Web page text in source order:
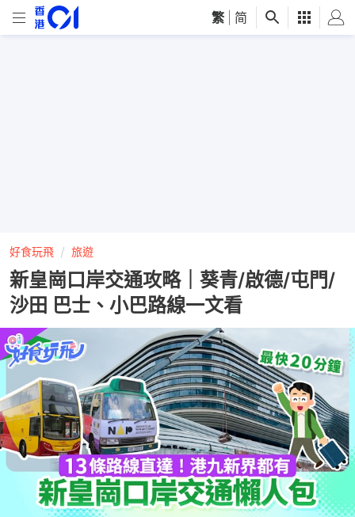
繁 简
好食玩飛 旅遊
新皇崗口岸交通攻略｜葵青/啟德/屯門/
沙田 巴士、小巴路線一文看